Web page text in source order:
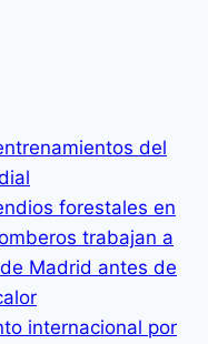
del
forestales en
trabajan a
Madrid antes de
internacional por